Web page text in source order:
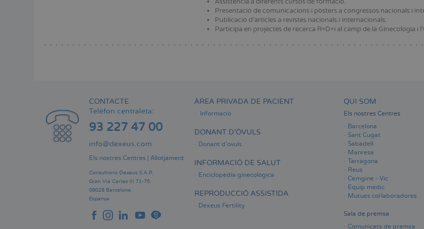
Presentació de comunicacions i pòsters a congressos nacionals i
Publicació d'articles a revistes nacionals i internacionals.
Participa en projectes de recerca R+D+i al camp de la Ginecologia i
CONTACTE
Telèfon centraleta:
93 227 47 00
info@dexeus.com
Els nostres Centres | Allotjament
Consultorio Dexeus S.A.P.
Gran Via Carles III 71-75.
08028 Barcelona.
Espanya
ÀREA PRIVADA DE PACIENT
Informació
DONANT D'ÒVULS
Donant d'òvuls
INFORMACIÓ DE SALUT
Enciclopèdia ginecològica
REPRODUCCIÓ ASSISTIDA
Dexeus Fertility
QUI SOM
Els nostres Centres
Barcelona
Sant Cugat
Sabadell
Manresa
Tarragona
Reus
Cemgine - Vic
Equip mèdic
Mútues col·laboradores
Sala de premsa
Comunicats de premsa